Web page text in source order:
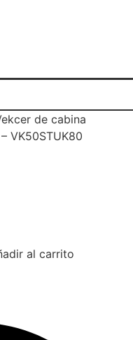
de cabina
VK50STUK80
al carrito